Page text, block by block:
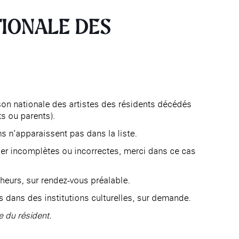
DES
nationale des artistes des résidents décédés
ou parents).
n’apparaissent pas dans la liste.
incomplètes ou incorrectes, merci dans ce cas
sur rendez-vous préalable.
dans des institutions culturelles, sur demande.
du résident.